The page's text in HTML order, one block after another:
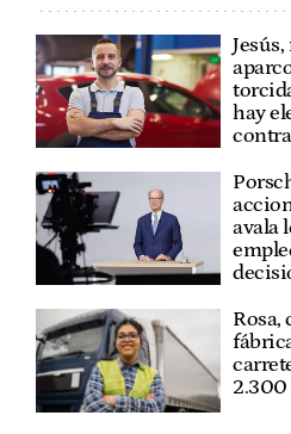
hay
avala
Rosa,
2.300